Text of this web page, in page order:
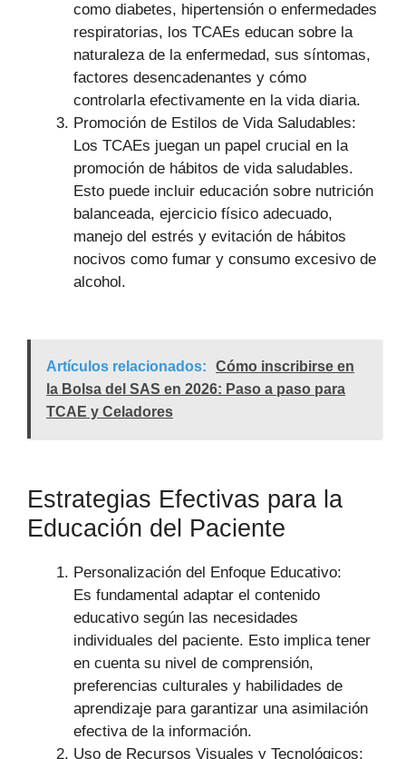
como diabetes, hipertensión o enfermedades
respiratorias, los TCAEs educan sobre la
naturaleza de la enfermedad, sus síntomas,
factores desencadenantes y cómo
controlarla efectivamente en la vida diaria.
Promoción de Estilos de Vida Saludables:
Los TCAEs juegan un papel crucial en la
promoción de hábitos de vida saludables.
Esto puede incluir educación sobre nutrición
balanceada, ejercicio físico adecuado,
manejo del estrés y evitación de hábitos
nocivos como fumar y consumo excesivo de
alcohol.
Artículos relacionados:
Cómo inscribirse en
la Bolsa del SAS en 2026: Paso a paso para
TCAE y Celadores
Estrategias Efectivas para la
Educación del Paciente
Personalización del Enfoque Educativo:
Es fundamental adaptar el contenido
educativo según las necesidades
individuales del paciente. Esto implica tener
en cuenta su nivel de comprensión,
preferencias culturales y habilidades de
aprendizaje para garantizar una asimilación
efectiva de la información.
Uso de Recursos Visuales y Tecnológicos: